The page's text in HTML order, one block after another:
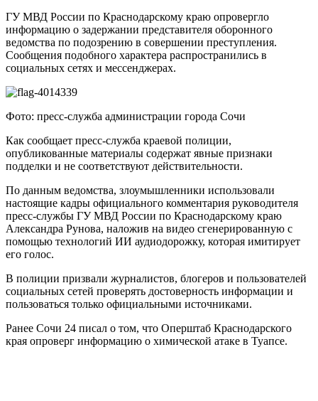
ГУ МВД России по Краснодарскому краю опровергло
информацию о задержании представителя оборонного
ведомства по подозрению в совершении преступления.
Сообщения подобного характера распространились в
социальных сетях и мессенджерах.
Фото: пресс-служба администрации города Сочи
Как сообщает пресс-служба краевой полиции,
опубликованные материалы содержат явные признаки
подделки и не соответствуют действительности.
По данным ведомства, злоумышленники использовали
настоящие кадры официального комментария руководителя
пресс-службы ГУ МВД России по Краснодарскому краю
Александра Рунова, наложив на видео сгенерированную с
помощью технологий ИИ аудиодорожку, которая имитирует
его голос.
В полиции призвали журналистов, блогеров и пользователей
социальных сетей проверять достоверность информации и
пользоваться только официальными источниками.
Ранее Сочи 24 писал о том, что Оперштаб Краснодарского
края опроверг информацию о химической атаке в Туапсе.